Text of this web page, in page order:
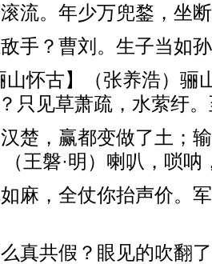
流。年少万兜鍪，坐
手？曹刘。生子当如
山怀古】（张养浩）
只见草萧疏，水萦纡
楚，赢都变做了土；
（王磐·明）喇叭，唢
麻，全仗你抬声价。
真共假？眼见的吹翻